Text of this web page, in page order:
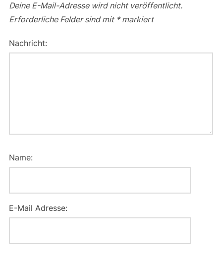
Deine E-Mail-Adresse wird nicht veröffentlicht.
Erforderliche Felder sind mit *markiert
Nachricht:
Name:
E-Mail Adresse: